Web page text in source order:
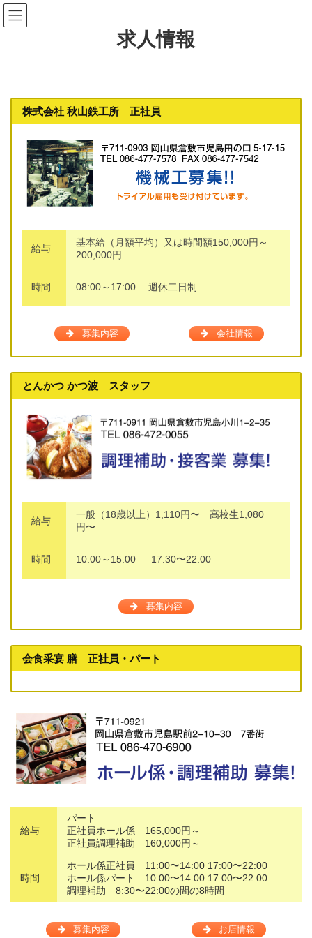
コ
ン
テ
ナ
ビ
ゲ
求人情報
株式会社 秋山鉄工所 正社員
給与
基本給（月額平均）又は時間額150,000円～
200,000円
時間 08:00～17:00 週休二日制
募集内容 会社情報
とんかつ かつ波 スタッフ
給与
一般（18歳以上）1,110円〜 高校生1,080
円〜
時間 10:00～15:00 17:30〜22:00
募集内容
会食采宴 膳 正社員・パート
給与
パート
正社員ホール係 165,000円～
正社員調理補助 160,000円～
時間
ホール係正社員 11:00〜14:00 17:00〜22:00
ホール係パート 10:00〜14:00 17:00〜22:00
調理補助 8:30〜22:00の間の8時間
募集内容 お店情報